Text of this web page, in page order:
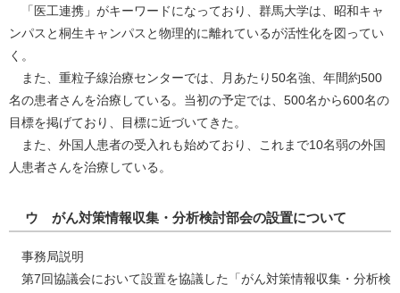
「医工連携」がキーワードになっており、群馬大学は、昭和キャ
ンパスと桐生キャンパスと物理的に離れているが活性化を図ってい
く。
また、重粒子線治療センターでは、月あたり50名強、年間約500
名の患者さんを治療している。当初の予定では、500名から600名の
目標を掲げており、目標に近づいてきた。
また、外国人患者の受入れも始めており、これまで10名弱の外国
人患者さんを治療している。
ウ がん対策情報収集・分析検討部会の設置について
事務局説明
第7回協議会において設置を協議した「がん対策情報収集・分析検